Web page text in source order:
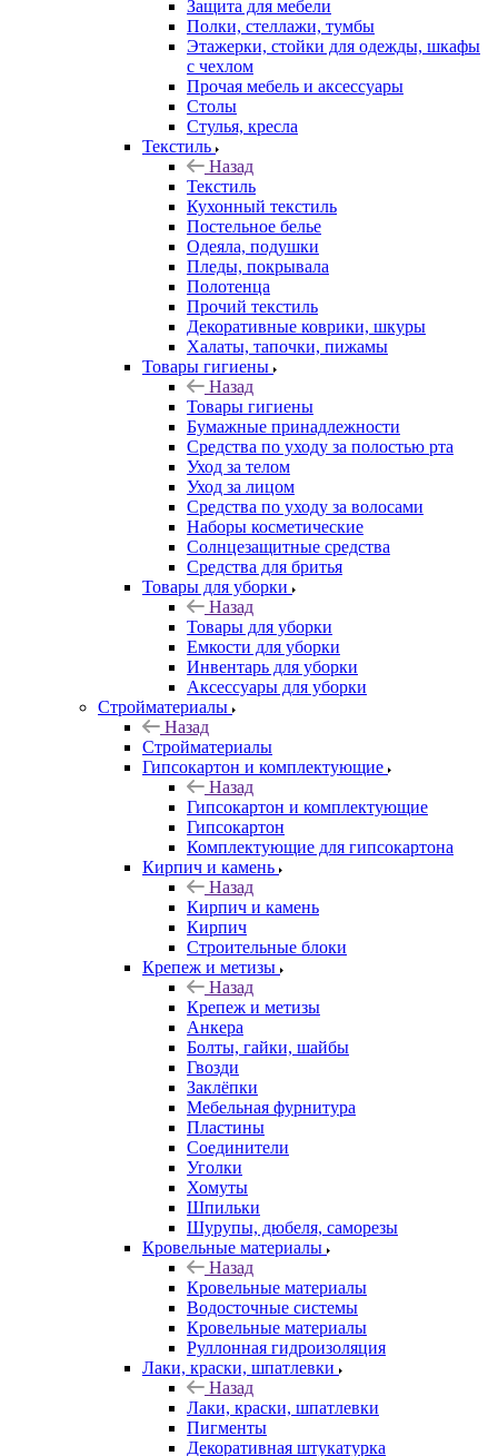
Защита для мебели
Полки, стеллажи, тумбы
Этажерки, стойки для одежды, шкафы
с чехлом
Прочая мебель и аксессуары
Столы
Стулья, кресла
Текстиль
Назад
Текстиль
Кухонный текстиль
Постельное белье
Одеяла, подушки
Пледы, покрывала
Полотенца
Прочий текстиль
Декоративные коврики, шкуры
Халаты, тапочки, пижамы
Товары гигиены
Назад
Товары гигиены
Бумажные принадлежности
Средства по уходу за полостью рта
Уход за телом
Уход за лицом
Средства по уходу за волосами
Наборы косметические
Солнцезащитные средства
Средства для бритья
Товары для уборки
Назад
Товары для уборки
Емкости для уборки
Инвентарь для уборки
Аксессуары для уборки
Стройматериалы
Назад
Стройматериалы
Гипсокартон и комплектующие
Назад
Гипсокартон и комплектующие
Гипсокартон
Комплектующие для гипсокартона
Кирпич и камень
Назад
Кирпич и камень
Кирпич
Строительные блоки
Крепеж и метизы
Назад
Крепеж и метизы
Анкера
Болты, гайки, шайбы
Гвозди
Заклёпки
Мебельная фурнитура
Пластины
Соединители
Уголки
Хомуты
Шпильки
Шурупы, дюбеля, саморезы
Кровельные материалы
Назад
Кровельные материалы
Водосточные системы
Кровельные материалы
Руллонная гидроизоляция
Лаки, краски, шпатлевки
Назад
Лаки, краски, шпатлевки
Пигменты
Декоративная штукатурка